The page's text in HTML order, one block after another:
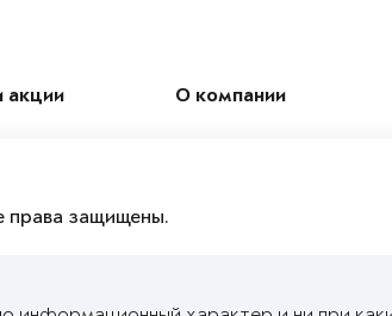
акции О компании
права защищены.